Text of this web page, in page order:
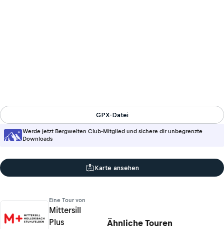
Werde jetzt Bergwelten Club-Mitglied und sichere dir unbegrenzte
Downloads
GPX-Datei
Karte ansehen
Eine Tour von
Mittersill
Plus
Ähnliche Touren